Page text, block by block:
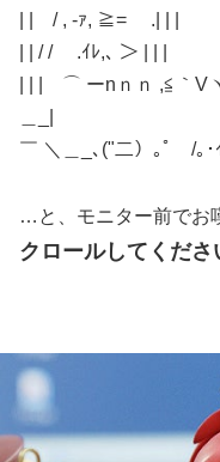
| | / , -ｧ, ≧= .| | |
| | / / .ｲﾚ,､ ＞ | | |
| | | ⌒ ーnｎｎ ,≦｀
￣ ＼＿_､("二）｡ﾟ /｡
…と、モニター前でお
クロールしてくださ